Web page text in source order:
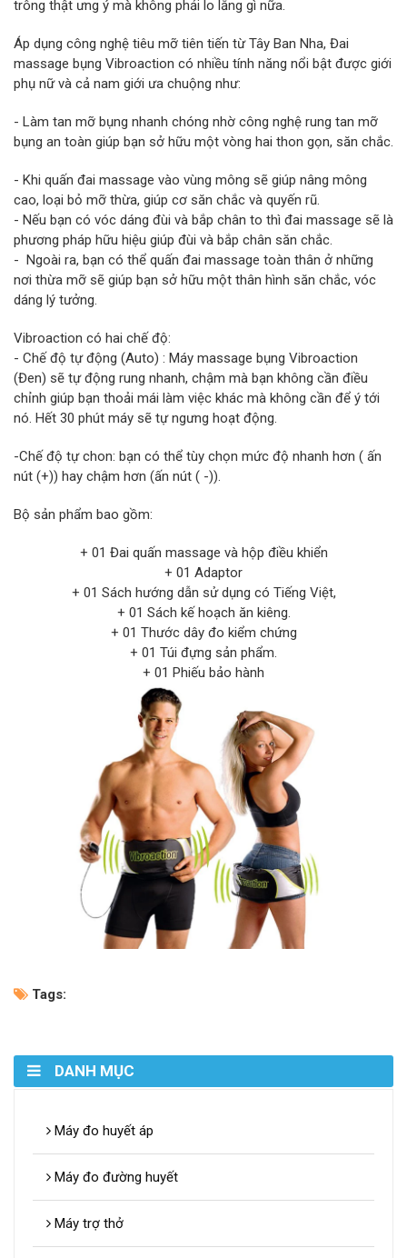
trông thật ưng ý mà không phải lo lắng gì nữa.
Áp dụng công nghệ tiêu mỡ tiên tiến từ Tây Ban Nha, Đai
massage bụng Vibroaction có nhiều tính năng nổi bật được giới
phụ nữ và cả nam giới ưa chuộng như:
- Làm tan mỡ bụng nhanh chóng nhờ công nghệ rung tan mỡ
bụng an toàn giúp bạn sở hữu một vòng hai thon gọn, săn chắc.
- Khi quấn đai massage vào vùng mông sẽ giúp nâng mông
cao, loại bỏ mỡ thừa, giúp cơ săn chắc và quyến rũ.
- Nếu bạn có vóc dáng đùi và bắp chân to thì đai massage sẽ là
phương pháp hữu hiệu giúp đùi và bắp chân săn chắc.
- Ngoài ra, bạn có thể quấn đai massage toàn thân ở những
nơi thừa mỡ sẽ giúp bạn sở hữu một thân hình săn chắc, vóc
dáng lý tưởng.
Vibroaction có hai chế độ:
- Chế độ tự động (Auto) : Máy massage bụng Vibroaction
(Đen) sẽ tự động rung nhanh, chậm mà bạn không cần điều
chỉnh giúp bạn thoải mái làm việc khác mà không cần để ý tới
nó. Hết 30 phút máy sẽ tự ngưng hoạt động.
-Chế độ tự chon: bạn có thể tùy chọn mức độ nhanh hơn ( ấn
nút (+)) hay chậm hơn (ấn nút ( -)).
Bộ sản phẩm bao gồm:
+ 01 Đai quấn massage và hộp điều khiển
+ 01 Adaptor
+ 01 Sách hướng dẫn sử dụng có Tiếng Việt,
+ 01 Sách kế hoạch ăn kiêng.
+ 01 Thước dây đo kiểm chứng
+ 01 Túi đựng sản phẩm.
+ 01 Phiếu bảo hành
Tags:
DANH MỤC
Máy đo huyết áp
Máy đo đường huyết
Máy trợ thở